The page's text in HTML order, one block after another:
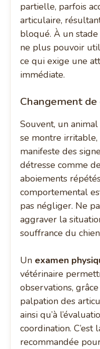
partielle, parfois
articulaire,
bloqué. À un
ne plus pouvoir
ce qui exige une
immédiate.
Changement
Souvent, un
se montre irritable,
manifeste des
détresse comme
aboiements
comportemental
pas négliger. Ne
aggraver la
souffrance du
Un examen
vétérinaire
observations,
palpation des
ainsi qu’à
coordination.
recommandée